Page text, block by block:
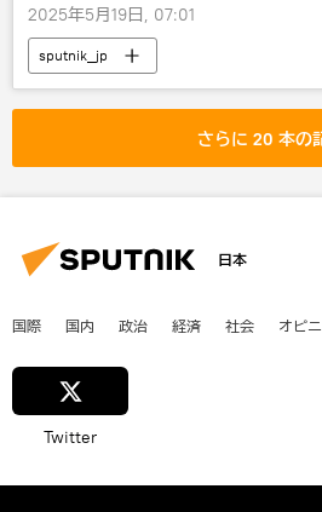
2025年5月19日, 07:01
sputnik_jp
さらに 20 本の
日本
国際 国内 政治 経済 社会 オピ
Twitter